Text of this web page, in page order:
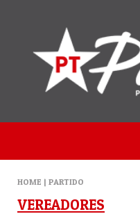
HOME | PARTIDO
VEREADORES